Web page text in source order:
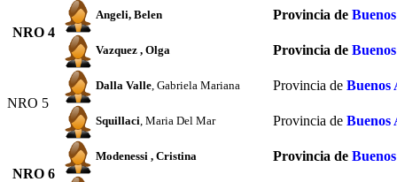
NRO 4
Angeli, Belen Provincia de
Vazquez , Olga Provincia de
NRO 5
Dalla Valle , Gabriela Mariana Provincia de Buenos
Squillaci , Maria Del Mar Provincia de Buenos
NRO 6
Modenessi , Cristina Provincia de